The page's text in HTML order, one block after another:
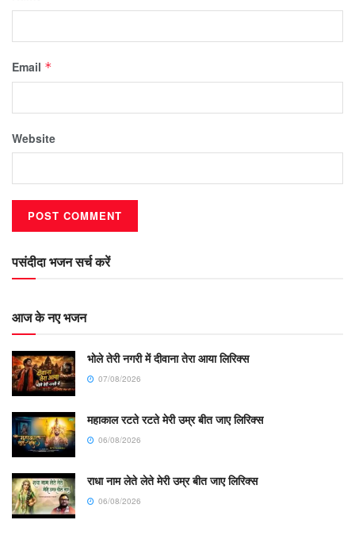
Email *
Website
पसंदीदा भजन सर्च करें
आज के नए भजन
भोले तेरी नगरी में दीवाना तेरा आया लिरिक्स
07/08/2026
महाकाल रटते रटते मेरी उम्र बीत जाए लिरिक्स
06/08/2026
राधा नाम लेते लेते मेरी उम्र बीत जाए लिरिक्स
06/08/2026